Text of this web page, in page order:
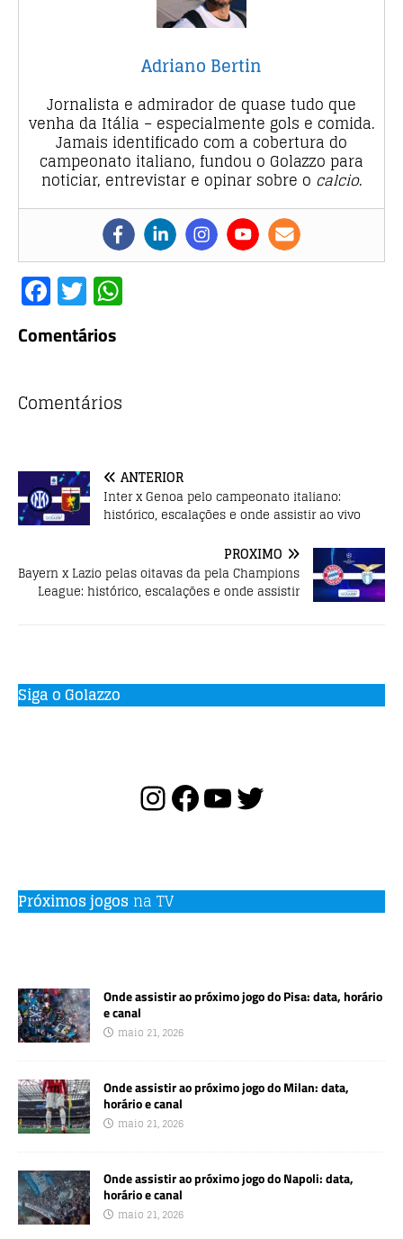
Adriano Bertin
Jornalista e admirador de quase tudo que
venha da Itália – especialmente gols e comida.
Jamais identificado com a cobertura do
campeonato italiano, fundou o Golazzo para
noticiar, entrevistar e opinar sobre o calcio.
F
a
c
b
o
k
T
w
it
r
p
Comentários
Comentários
ANTERIOR
Inter x Genoa pelo campeonato italiano:
histórico, escalações e onde assistir ao vivo
PRÓXIMO
Bayern x Lazio pelas oitavas da pela Champions
League: histórico, escalações e onde assistir
Siga o Golazzo
Próximos jogos na TV
Onde assistir ao próximo jogo do Pisa: data, horário
e canal
maio 21, 2026
Onde assistir ao próximo jogo do Milan: data,
horário e canal
maio 21, 2026
Onde assistir ao próximo jogo do Napoli: data,
horário e canal
maio 21, 2026